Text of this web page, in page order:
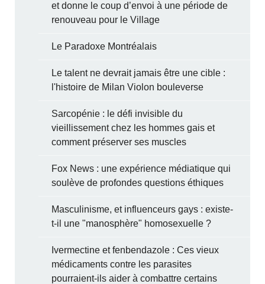
et donne le coup d’envoi à une période de
renouveau pour le Village
Le Paradoxe Montréalais
Le talent ne devrait jamais être une cible :
l'histoire de Milan Violon bouleverse
Sarcopénie : le défi invisible du
vieillissement chez les hommes gais et
comment préserver ses muscles
Fox News : une expérience médiatique qui
soulève de profondes questions éthiques
Masculinisme, et influenceurs gays : existe-
t-il une "manosphère" homosexuelle ?
Ivermectine et fenbendazole : Ces vieux
médicaments contre les parasites
pourraient-ils aider à combattre certains